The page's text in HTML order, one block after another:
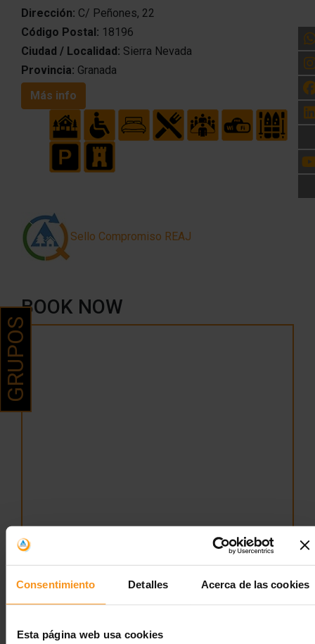
Consentimiento Detalles Acerca de las cookies
Esta página web usa cookies
GRUPOS
Dirección: C/ Peñones, 22
Código Postal: 18196
Ciudad / Localidad: Sierra Nevada
Provincia: Granada
Más info
Sello Compromiso REAJ
BOOK NOW
Descripción
El Albergue Inturjoven Sierra Nevada te ofrece